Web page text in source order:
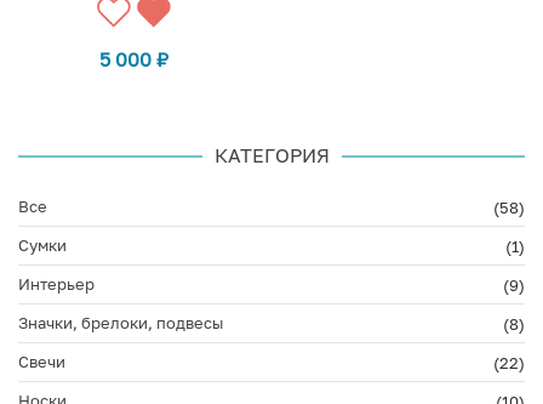
5 000 ₽
КАТЕГОРИЯ
Все
(58)
Сумки
(1)
Интерьер
(9)
Значки, брелоки, подвесы
(8)
Свечи
(22)